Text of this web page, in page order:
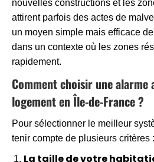
nouvelles constructions et les
attirent parfois des actes de
un moyen simple mais efficace
dans un contexte où les zones
rapidement.
Comment choisir une alarme
logement en Île-de-France ?
Pour sélectionner le meilleur
tenir compte de plusieurs critères :
La taille de votre